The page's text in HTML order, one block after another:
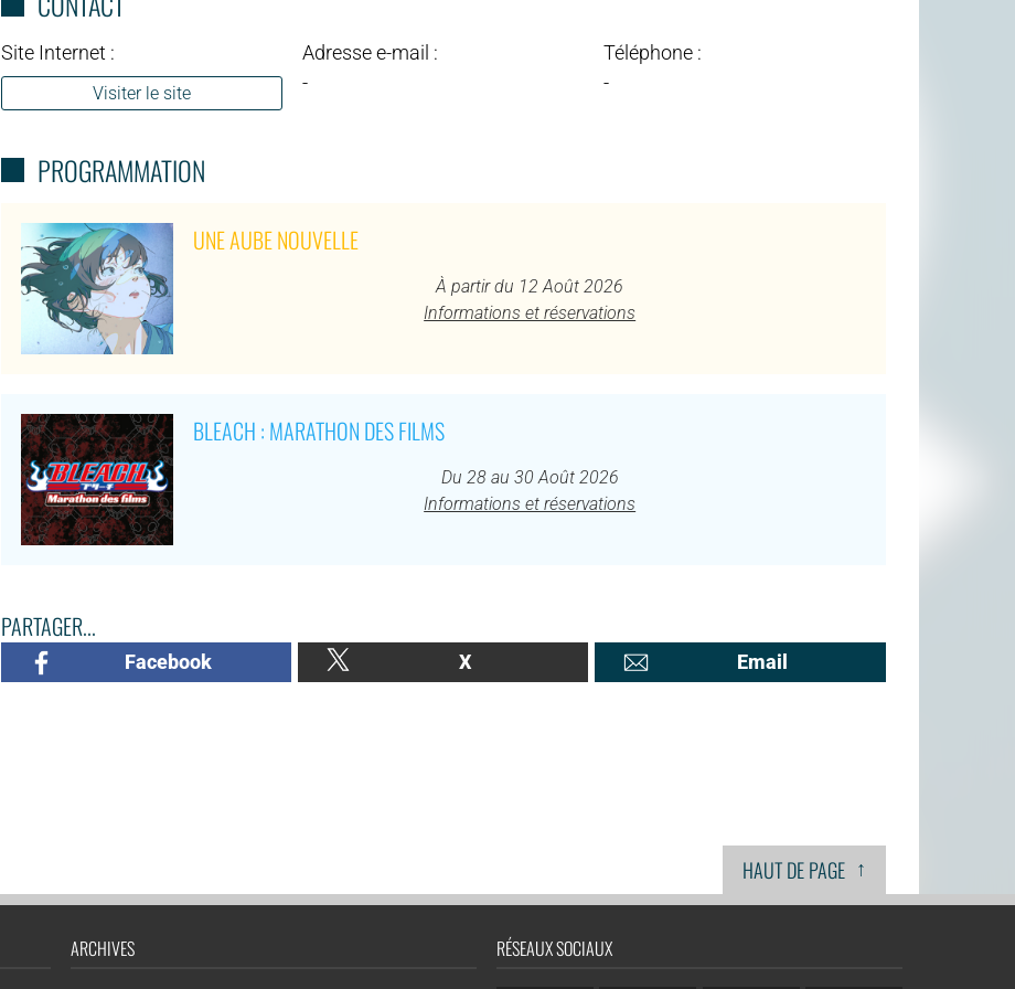
Site Internet :
Visiter le site
Adresse e-mail :
-
Téléphone :
-
PROGRAMMATION
UNE AUBE NOUVELLE
À partir du 12 Août 2026
Informations et réservations
BLEACH : MARATHON DES FILMS
Du 28 au 30 Août 2026
Informations et réservations
PARTAGER...
Facebook X Email
HAUT DE PAGE ↑
ARCHIVES RÉSEAUX SOCIAUX